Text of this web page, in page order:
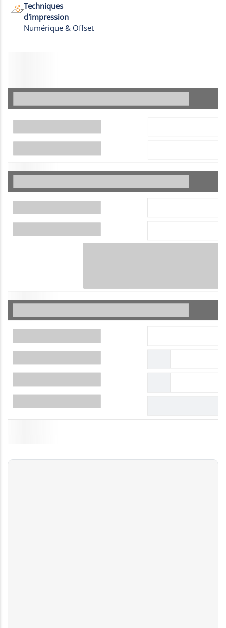
Techniques
d'impression
Numérique & Offset